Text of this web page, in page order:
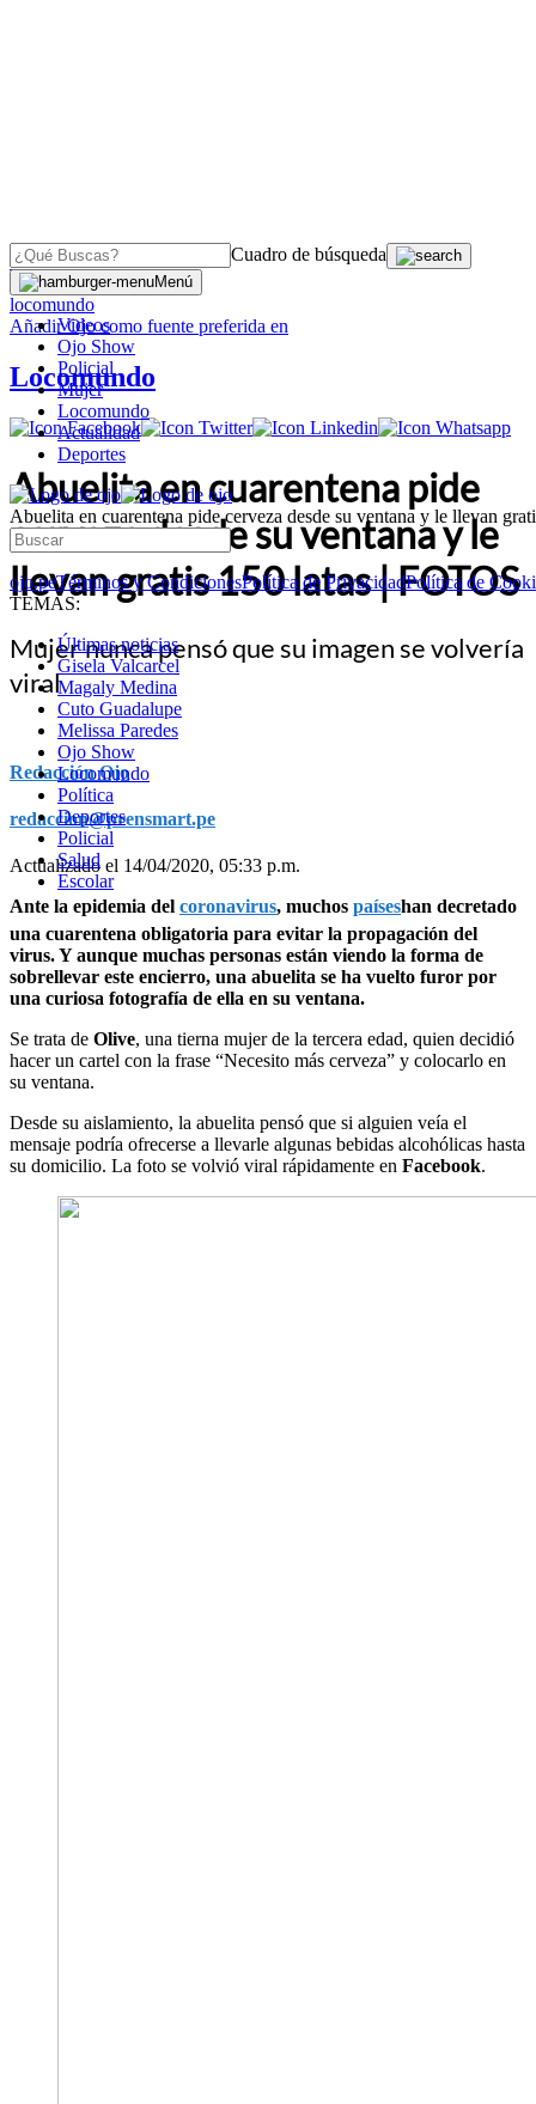
Cuadro de búsqueda
Menú
Videos
Ojo Show
Policial
Mujer
Locomundo
Actualidad
Deportes
Abuelita en cuarentena pide cerveza desde su ventana y le llevan
ojo.peTérminos y CondicionesPolítica de PrivacidadPolítica de
TEMAS:
Últimas noticias
Gisela Valcarcel
Magaly Medina
Cuto Guadalupe
Melissa Paredes
Ojo Show
Locomundo
Política
Deportes
Policial
Salud
Escolar
OJO
locomundo
AñadirOjocomo fuente preferida en
Locomundo
Abuelita en cuarentena pide
cerveza desde su ventana y le
llevan gratis 150 latas | FOTOS
Mujer nunca pensó que su imagen se volvería
viral
Redacción Ojo
redaccion@prensmart.pe
Actualizado el 14/04/2020, 05:33 p.m.
Ante la epidemia del coronavirus, muchos paíseshan decretado
una cuarentena obligatoria para evitar la propagación del
virus. Y aunque muchas personas están viendo la forma de
sobrellevar este encierro, una abuelita se ha vuelto furor por
una curiosa fotografía de ella en su ventana.
Se trata de Olive, una tierna mujer de la tercera edad, quien decidió
hacer un cartel con la frase “Necesito más cerveza” y colocarlo en
su ventana.
Desde su aislamiento, la abuelita pensó que si alguien veía el
mensaje podría ofrecerse a llevarle algunas bebidas alcohólicas hasta
su domicilio. La foto se volvió viral rápidamente en Facebook.